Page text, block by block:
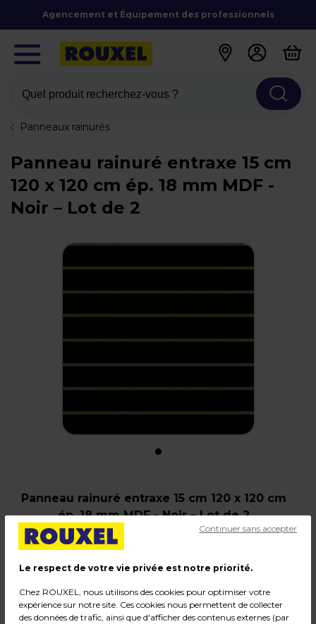
Agencement et Équipement des professionnels
Quel produit recherchez-vous ?
Panneaux rainurés
Panneau rainuré entraxe 15 cm
120 x 120 cm ép. 18 mm MDF -
Noir – Lot de 2
Panneau rainuré entraxe 15 cm 120 x 120 cm
ép. 18 mm MDF - Noir – Lot de 2
Couleur : Noir
Poids : 37,00 kg
Le respect de votre vie privée est notre priorité.
Chez ROUXEL, nous utilisons des cookies pour optimiser votre
expérience sur notre site. Ces cookies nous permettent de collecter
des données de trafic, ainsi que d'afficher des contenus externes (par
Continuer sans accepter